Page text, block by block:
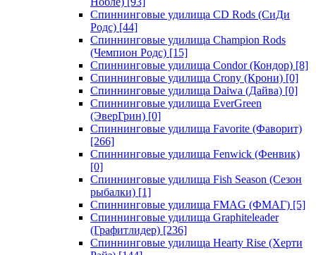
Спиннинговые удилища CD Rods (СиДи
Родс) [44]
Спиннинговые удилища Champion Rods
(Чемпион Родс) [15]
Спиннинговые удилища Condor (Кондор) [8]
Спиннинговые удилища Crony (Крони) [0]
Спиннинговые удилища Daiwa (Дайва) [0]
Спиннинговые удилища EverGreen
(ЭверГрин) [0]
Спиннинговые удилища Favorite (Фаворит)
[266]
Спиннинговые удилища Fenwick (Фенвик)
[0]
Спиннинговые удилища Fish Season (Сезон
рыбалки) [1]
Спиннинговые удилища FMAG (ФМАГ) [5]
Спиннинговые удилища Graphiteleader
(Графитлидер) [236]
Спиннинговые удилища Hearty Rise (Херти